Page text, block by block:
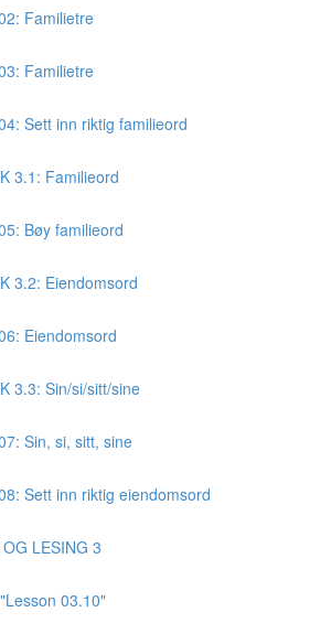
Familietre
Familietre
Sett inn riktig familieord
3.1: Familieord
Bøy familieord
3.2: Eiendomsord
Eiendomsord
3.3: Sin/si/sitt/sine
Sin, si, sitt, sine
Sett inn riktig eiendomsord
LESING 3
03.10"